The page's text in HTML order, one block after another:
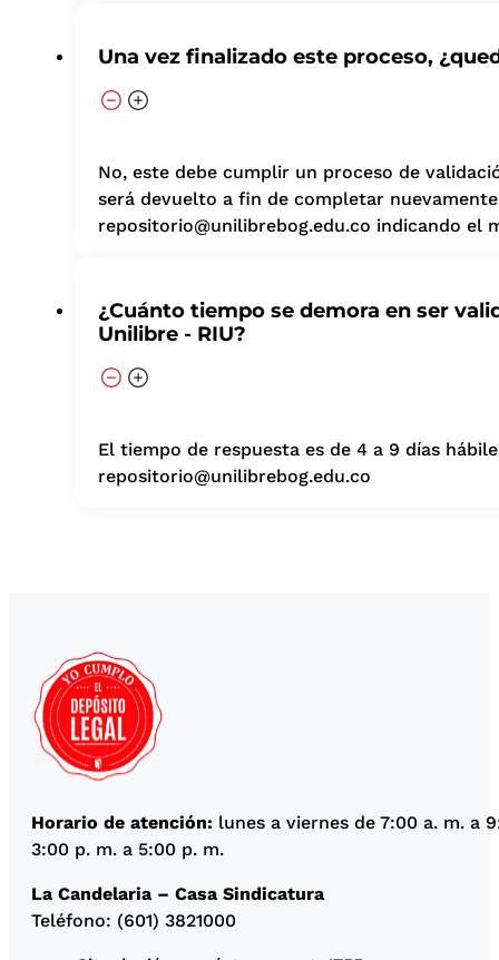
Una vez finalizado este proceso,
No, este debe cumplir un proceso de
será devuelto a fin de completar
repositorio@unilibrebog.edu.co indicando el
¿Cuánto tiempo se demora en ser
Unilibre - RIU?
El tiempo de respuesta es de 4 a 9 días
repositorio@unilibrebog.edu.co
Horario de atención: lunes a viernes de 7:00 a. m. a
3:00 p. m. a 5:00 p. m.
La Candelaria – Casa Sindicatura
Teléfono: (601) 3821000